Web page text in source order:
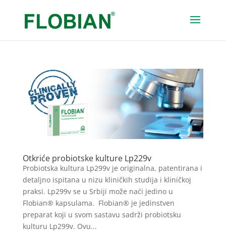
Otkriće probiotske kulture Lp229v
Probiotska kultura Lp299v je originalna, patentirana i
detaljno ispitana u nizu kliničkih studija i kliničkoj
praksi. Lp299v se u Srbiji može naći jedino u
Flobian® kapsulama. Flobian® je jedinstven
preparat koji u svom sastavu sadrži probiotsku
kulturu Lp299v. Ovu...